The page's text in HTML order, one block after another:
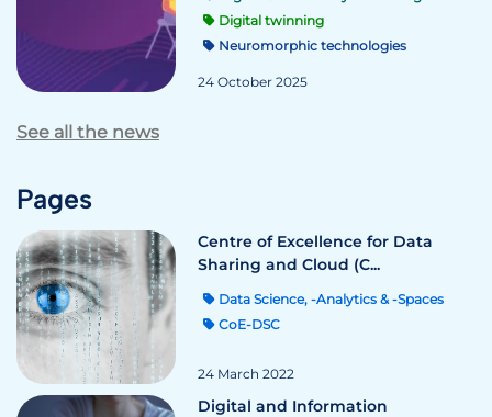
Digital twinning
Neuromorphic technologies
24 October 2025
See all the news
Pages
Centre of Excellence for Data
Sharing and Cloud (C...
Data Science, -Analytics & -Spaces
CoE-DSC
24 March 2022
Digital and Information